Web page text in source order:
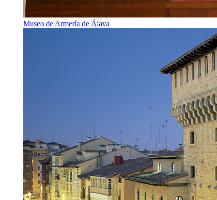
Museo de Armería de Álava